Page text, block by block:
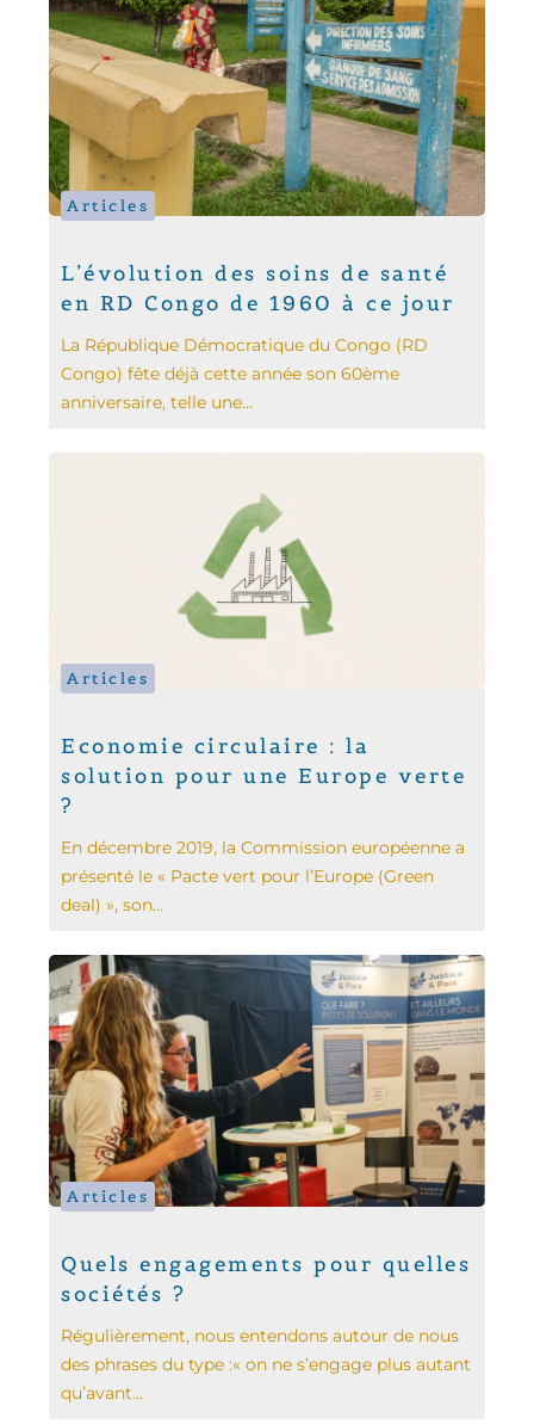
Articles
L’évolution des soins de santé
en RD Congo de 1960 à ce jour
La République Démocratique du Congo (RD
Congo) fête déjà cette année son 60ème
anniversaire, telle une...
Articles
Economie circulaire : la
solution pour une Europe verte
?
En décembre 2019, la Commission européenne a
présenté le « Pacte vert pour l’Europe (Green
deal) », son...
Articles
Quels engagements pour quelles
sociétés ?
Régulièrement, nous entendons autour de nous
des phrases du type :« on ne s’engage plus autant
qu’avant...